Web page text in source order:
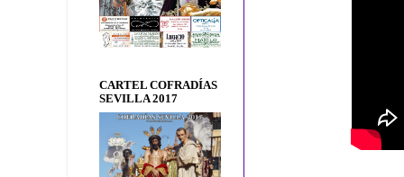
CARTEL COFRADÍAS
SEVILLA 2017